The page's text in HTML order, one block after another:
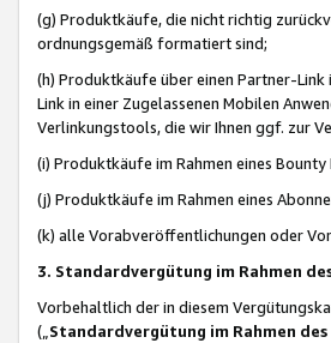
(g) Produktkäufe, die nicht richtig
ordnungsgemäß formatiert sind;
(h) Produktkäufe über einen Partner-
Link in einer Zugelassenen Mobilen
Verlinkungstools, die wir Ihnen ggf. zur
(i) Produktkäufe im Rahmen eines
(j) Produktkäufe im Rahmen eines
(k) alle Vorabveröffentlichungen oder
3. Standardvergütung im Rahmen
Vorbehaltlich der in diesem
(„ Standardvergütung im Rahmen